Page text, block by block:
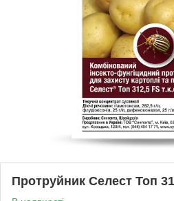
Протруйник Селест Топ